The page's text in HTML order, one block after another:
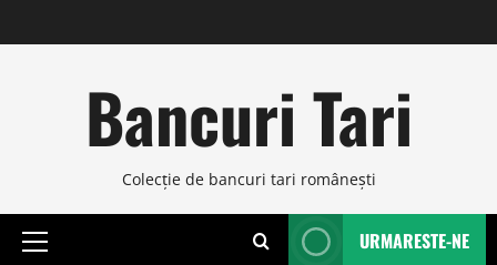
to
Bancuri Tari
Colecţie de bancuri tari româneşti
Primary
URMARESTE-NE